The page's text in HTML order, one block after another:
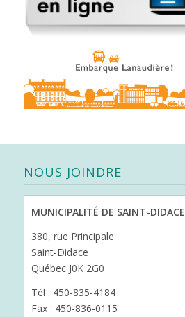
NOUS JOINDRE
MUNICIPALITÉ DE SAINT-DIDACE
380, rue Principale
Saint-Didace
Québec J0K 2G0
Tél : 450-835-4184
Fax : 450-836-0115